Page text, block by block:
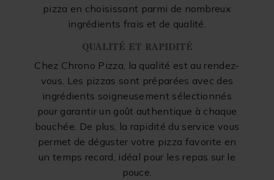
pizza en choisissant parmi de nombreux
ingrédients frais et de qualité.
QUALITÉ ET RAPIDITÉ
Chez Chrono Pizza, la qualité est au rendez-
vous. Les pizzas sont préparées avec des
ingrédients soigneusement sélectionnés
pour garantir un goût authentique à chaque
bouchée. De plus, la rapidité du service vous
permet de déguster votre pizza favorite en
un temps record, idéal pour les repas sur le
pouce.